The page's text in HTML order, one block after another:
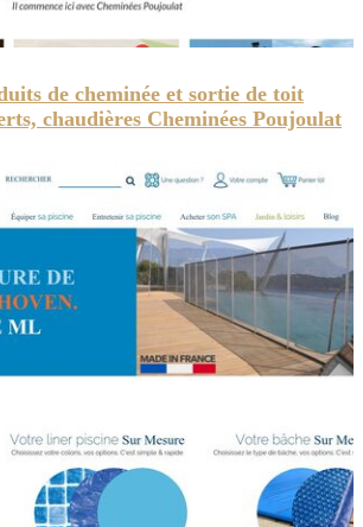
de cheminée et sortie de toit
chaudières Cheminées Poujoulat